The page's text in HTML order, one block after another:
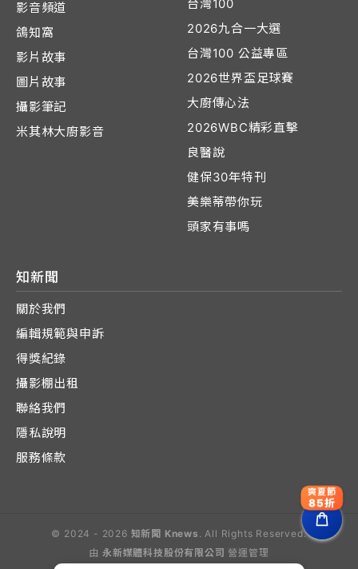
影音頻道
鴿知窩
影片故事
圖片故事
攝影筆記
米其林大廚影音
台灣100
2026九合一大選
台灣100 公益專區
2026世界盃足球賽
大廚傳心法
2026WBC精彩直擊
良醫說
健保30年特刊
美樂蒂帶你玩
頭家有事嗎
知新聞
關於我們
編輯規範與申訴
得獎紀錄
攝影棚出租
聯絡我們
隱私說明
服務條款
© 2024 - 2026 知新聞 Knews . All Rights Reserved.
由 永新媒體科技股份有限公司 營運管理
爽夏節
85折